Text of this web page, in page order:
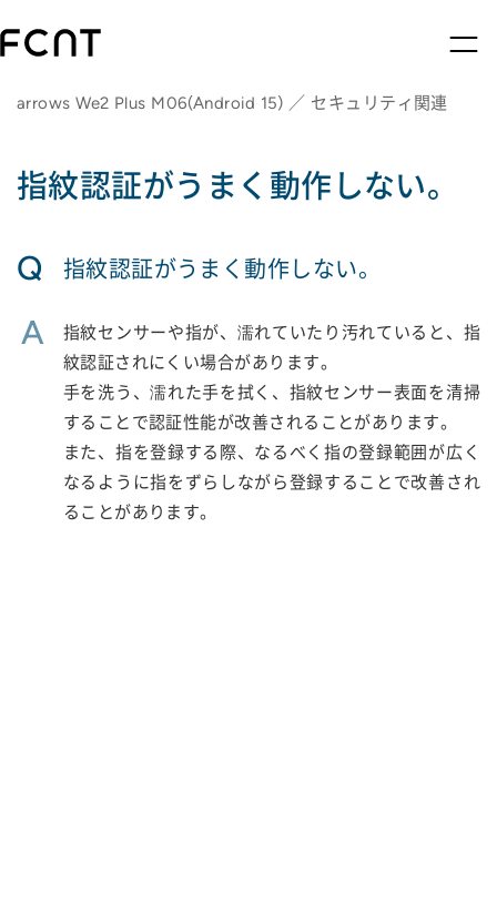
arrows We2 Plus M06(Android 15) ／ セキュリティ関連
指紋認証がうまく動作しない。
Q 指紋認証がうまく動作しない。
A
指紋センサーや指が、濡れていたり汚れていると、指
紋認証されにくい場合があります。
手を洗う、濡れた手を拭く、指紋センサー表面を清掃
することで認証性能が改善されることがあります。
また、指を登録する際、なるべく指の登録範囲が広く
なるように指をずらしながら登録することで改善され
ることがあります。